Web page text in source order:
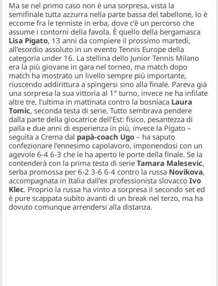
Ma se nel primo caso non è una sorpresa, vista la
semifinale tutta azzurra nella parte bassa del tabellone, lo è
eccome fra le tenniste in erba, dove c’è un percorso che
assume i contorni della favola. È quello della bergamasca
Lisa Pigato, 13 anni da compiere il prossimo martedì,
all’esordio assoluto in un evento Tennis Europe della
categoria under 16. La stellina dello Junior Tennis Milano
era la più giovane in gara nel torneo, ma match dopo
match ha mostrato un livello sempre più importante,
riuscendo addirittura a spingersi sino alla finale. Pareva già
una sorpresa la sua vittoria al 1° turno, invece ne ha infilate
altre tre, l’ultima in mattinata contro la bosniaca Laura
Tomic, seconda testa di serie. Tutto sembrava pendere
dalla parte della giocatrice dell’Est: fisico, pesantezza di
palla e due anni di esperienza in più, invece la Pigato –
seguita a Crema dal papà-coach Ugo – ha saputo
confezionare l’ennesimo capolavoro, imponendosi con un
agevole 6-4 6-3 che le ha aperto le porte della finale. Se la
contenderà con la prima testa di serieTamara Malesevic,
serba promossa per 6-2 3-6 6-4 contro la russa Novikova,
accompagnata in Italia dall’ex professionista slovaccoIvo
Klec. Proprio la russa ha vinto a sorpresa il secondo set ed
è pure scappata subito avanti di un break nel terzo, ma ha
dovuto comunque arrendersi alla distanza.